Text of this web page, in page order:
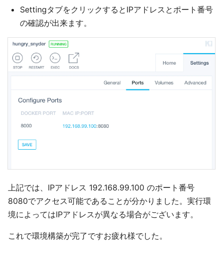
SettingタブをクリックするとIPアドレスとポート番号
の確認が出来ます。
上記では、IPアドレス 192.168.99.100 のポート番号
8080でアクセス可能であることが分かりました。実行環
境によってはIPアドレスが異なる場合がございます。
これで環境構築が完了ですお疲れ様でした。